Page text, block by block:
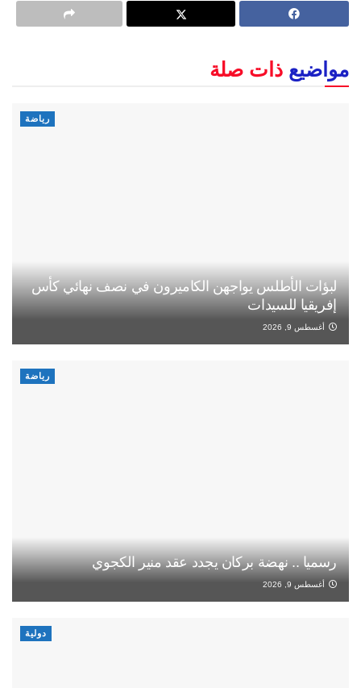
مواضيع ذات صلة
رياضة
لبؤات الأطلس يواجهن الكاميرون في نصف نهائي كأس
إفريقيا للسيدات
أغسطس 9, 2026
رياضة
رسميا .. نهضة بركان يجدد عقد منير الكجوي
أغسطس 9, 2026
دولية